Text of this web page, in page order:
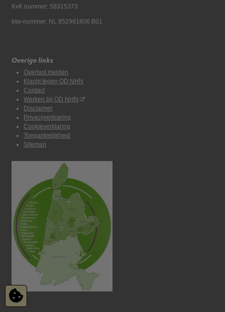
KvK nummer: 58315373
btw-nummer: NL 852981806 B01
Overige links
Overlast melden
Klacht tegen OD NHN
Contact
Werken bij OD NHN
Disclaimer
Privacyverklaring
Cookieverklaring
Toegankelijkheid
Sitemap